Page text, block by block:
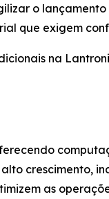
o
que exigem
na
crescimento,
as